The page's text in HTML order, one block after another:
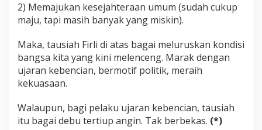
2) Memajukan kesejahteraan umum (sudah cukup
maju, tapi masih banyak yang miskin).
Maka, tausiah Firli di atas bagai meluruskan kondisi
bangsa kita yang kini melenceng. Marak dengan
ujaran kebencian, bermotif politik, meraih
kekuasaan.
Walaupun, bagi pelaku ujaran kebencian, tausiah
itu bagai debu tertiup angin. Tak berbekas. (*)